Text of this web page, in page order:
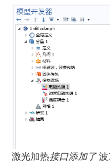
激光加热接口添加了波